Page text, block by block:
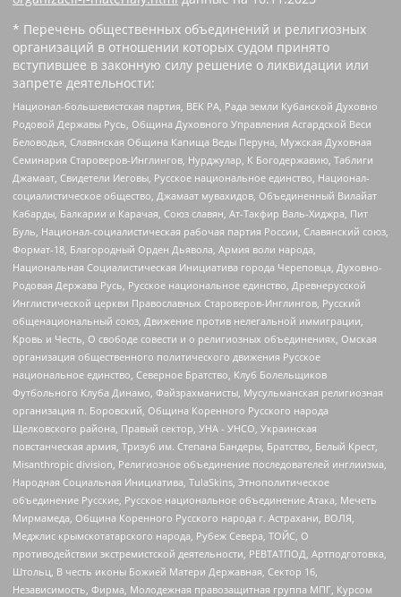
* Перечень общественных объединений и религиозных
организаций в отношении которых судом принято
вступившее в законную силу решение о ликвидации или
запрете деятельности:
Национал-большевистская партия, ВЕК РА, Рада земли Кубанской Духовно
Родовой Державы Русь, Община Духовного Управления Асгардской Веси
Беловодья, Славянская Община Капища Веды Перуна, Мужская Духовная
Семинария Староверов-Инглингов, Нурджулар, К Богодержавию, Таблиги
Джамаат, Свидетели Иеговы, Русское национальное единство, Национал-
социалистическое общество, Джамаат мувахидов, Объединенный Вилайат
Кабарды, Балкарии и Карачая, Союз славян, Ат-Такфир Валь-Хиджра, Пит
Буль, Национал-социалистическая рабочая партия России, Славянский союз,
Формат-18, Благородный Орден Дьявола, Армия воли народа,
Национальная Социалистическая Инициатива города Череповца, Духовно-
Родовая Держава Русь, Русское национальное единство, Древнерусской
Инглистической церкви Православных Староверов-Инглингов, Русский
общенациональный союз, Движение против нелегальной иммиграции,
Кровь и Честь, О свободе совести и о религиозных объединениях, Омская
организация общественного политического движения Русское
национальное единство, Северное Братство, Клуб Болельщиков
Футбольного Клуба Динамо, Файзрахманисты, Мусульманская религиозная
организация п. Боровский, Община Коренного Русского народа
Щелковского района, Правый сектор, УНА - УНСО, Украинская
повстанческая армия, Тризуб им. Степана Бандеры, Братство, Белый Крест,
Misanthropic division, Религиозное объединение последователей инглиизма,
Народная Социальная Инициатива, TulaSkins, Этнополитическое
объединение Русские, Русское национальное объединение Атака, Мечеть
Мирмамеда, Община Коренного Русского народа г. Астрахани, ВОЛЯ,
Меджлис крымскотатарского народа, Рубеж Севера, ТОЙС, О
противодействии экстремистской деятельности, РЕВТАТПОД, Артподготовка,
Штольц, В честь иконы Божией Матери Державная, Сектор 16,
Независимость, Фирма, Молодежная правозащитная группа МПГ, Курсом